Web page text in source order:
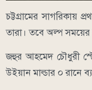
চট্টগ্রামের সাগরিকায়
তারা। তবে অল্প সময়ের
জহুর আহমেদ চৌধুরী
উইয়ান মাল্ডার ০ রানে